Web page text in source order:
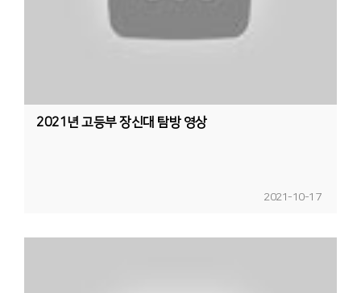
2021년 고등부 장신대 탐방 영상
2021-10-17